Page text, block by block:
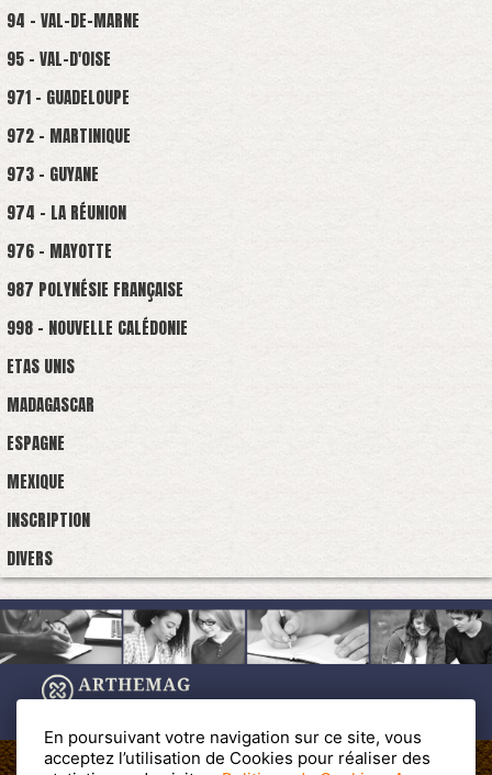
94 - VAL-DE-MARNE
95 - VAL-D'OISE
971 - GUADELOUPE
972 - MARTINIQUE
973 - GUYANE
974 - LA RÉUNION
976 - MAYOTTE
987 POLYNÉSIE FRANÇAISE
998 - NOUVELLE CALÉDONIE
ETAS UNIS
MADAGASCAR
ESPAGNE
MEXIQUE
INSCRIPTION
DIVERS
En poursuivant votre navigation sur ce site, vous
acceptez l’utilisation de Cookies pour réaliser des